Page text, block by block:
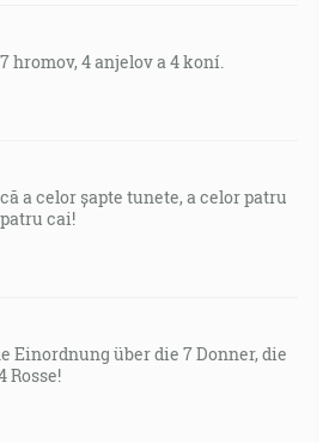
hromov, 4 anjelov a 4 koní.
a celor șapte tunete, a celor patru
cai!
Einordnung über die 7 Donner, die
Rosse!